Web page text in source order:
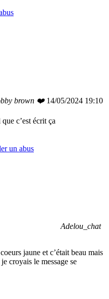
brown ❤️ 14/05/2024 19:10
c’est écrit ça
un abus
Adelou_chat
jaune et c’était beau mais
croyais le message se